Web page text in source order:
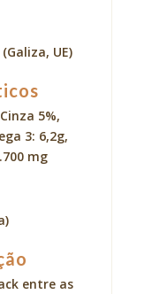
UE)
5%,
3: 6,2g,
mg
entre as